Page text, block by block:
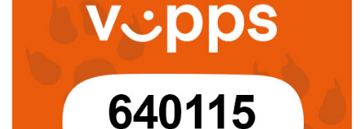
Aktiviteter
Kunnskap